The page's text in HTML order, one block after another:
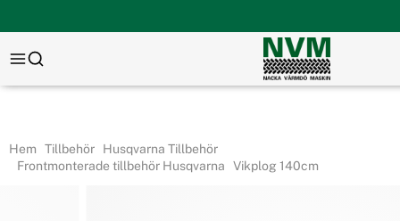
Hem Tillbehör
Husqvarna Tillbehör
Frontmonterade tillbehör Husqvarna
Vikplog 140cm